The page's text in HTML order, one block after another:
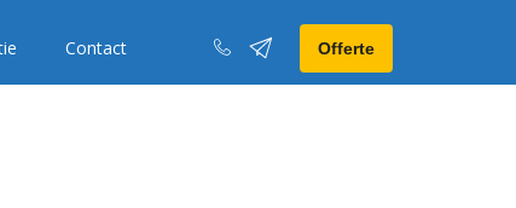
Contact Offerte